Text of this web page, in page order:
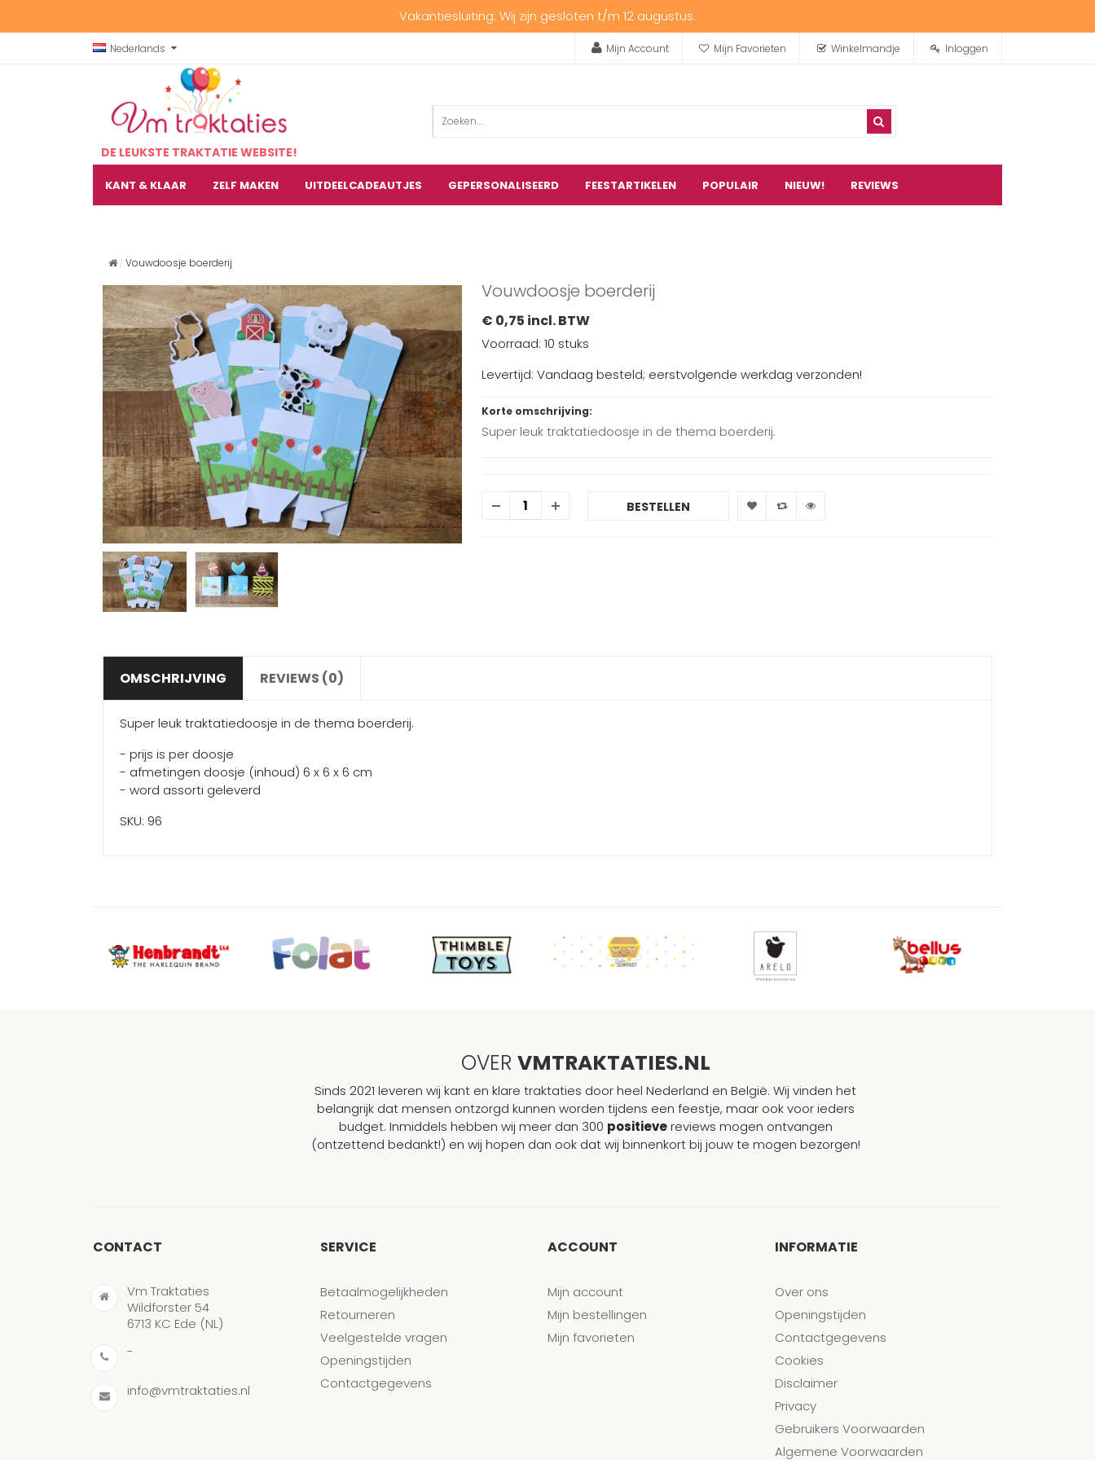
Vakantiesluiting: Wij zijn gesloten t/m 12 augustus.
Nederlands Mijn Account Mijn Favorieten Winkelmandje Inloggen
DE LEUKSTE TRAKTATIE WEBSITE!
KANT & KLAAR ZELF MAKEN UITDEELCADEAUTJES GEPERSONALISEERD FEESTARTIKELEN POPULAIR NIEUW! REVIEWS
Vouwdoosje boerderij
Vouwdoosje boerderij
€ 0,75 incl. BTW
Voorraad: 10 stuks
Levertijd: Vandaag besteld; eerstvolgende werkdag verzonden!
Korte omschrijving:
Super leuk traktatiedoosje in de thema boerderij.
BESTELLEN
OMSCHRIJVING REVIEWS (0)
Super leuk traktatiedoosje in de thema boerderij.
- prijs is per doosje
- afmetingen doosje (inhoud) 6 x 6 x 6 cm
- word assorti geleverd
SKU: 96
OVER VMTRAKTATIES.NL
Sinds 2021 leveren wij kant en klare traktaties door heel Nederland en België. Wij vinden het
belangrijk dat mensen ontzorgd kunnen worden tijdens een feestje, maar ook voor ieders
budget. Inmiddels hebben wij meer dan 300 positievereviews mogen ontvangen
(ontzettend bedankt!) en wij hopen dan ook dat wij binnenkort bij jouw te mogen bezorgen!
CONTACT
Vm Traktaties
Wildforster 54
6713 KC Ede (NL)
-
info@vmtraktaties.nl
SERVICE
Betaalmogelijkheden
Retourneren
Veelgestelde vragen
Openingstijden
Contactgegevens
ACCOUNT
Mijn account
Mijn bestellingen
Mijn favorieten
INFORMATIE
Over ons
Openingstijden
Contactgegevens
Cookies
Disclaimer
Privacy
Gebruikers Voorwaarden
Algemene Voorwaarden